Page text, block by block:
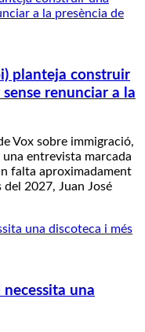
planteja construir
renunciar a la
Vox sobre immigració,
entrevista marcada
falta aproximadament
2027, Juan José
una